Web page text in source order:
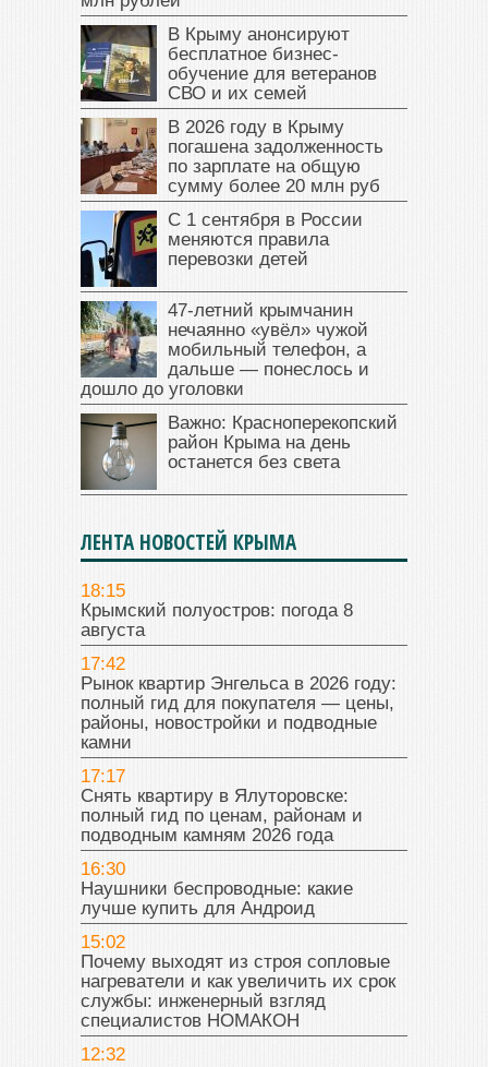
В Крыму анонсируют
бесплатное бизнес-
обучение для ветеранов
СВО и их семей
В 2026 году в Крыму
погашена задолженность
по зарплате на общую
сумму более 20 млн руб
С 1 сентября в России
меняются правила
перевозки детей
47‑летний крымчанин
нечаянно «увёл» чужой
мобильный телефон, а
дальше — понеслось и
дошло до уголовки
Важно: Красноперекопский
район Крыма на день
останется без света
ЛЕНТА НОВОСТЕЙ КРЫМА
18:15
Крымский полуостров: погода 8
августа
17:42
Рынок квартир Энгельса в 2026 году:
полный гид для покупателя — цены,
районы, новостройки и подводные
камни
17:17
Снять квартиру в Ялуторовске:
полный гид по ценам, районам и
подводным камням 2026 года
16:30
Наушники беспроводные: какие
лучше купить для Андроид
15:02
Почему выходят из строя сопловые
нагреватели и как увеличить их срок
службы: инженерный взгляд
специалистов НОМАКОН
12:32